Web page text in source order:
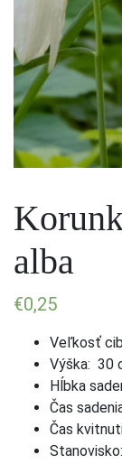
alba
€0,25
Veľkosť
Výška: 30
Hĺbka
Čas
Čas